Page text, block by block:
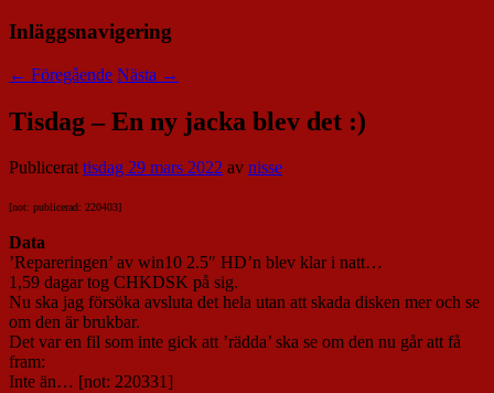
Inläggsnavigering
← Föregående Nästa →
Tisdag – En ny jacka blev det :)
Publicerattisdag 29 mars 2022 av nisse
[not: publicerad: 220403]
Data
’Repareringen’ av win10 2.5″ HD’n blev klar i natt…
1,59 dagar tog CHKDSK på sig.
Nu ska jag försöka avsluta det hela utan att skada disken mer och se
om den är brukbar.
Det var en fil som inte gick att ’rädda’ ska se om den nu går att få
fram:
Inte än… [not: 220331]